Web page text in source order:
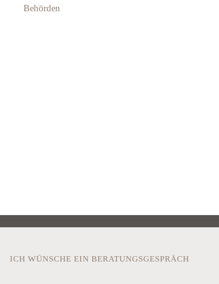
Behörden
ICH WÜNSCHE EIN BERATUNGSGESPRÄCH